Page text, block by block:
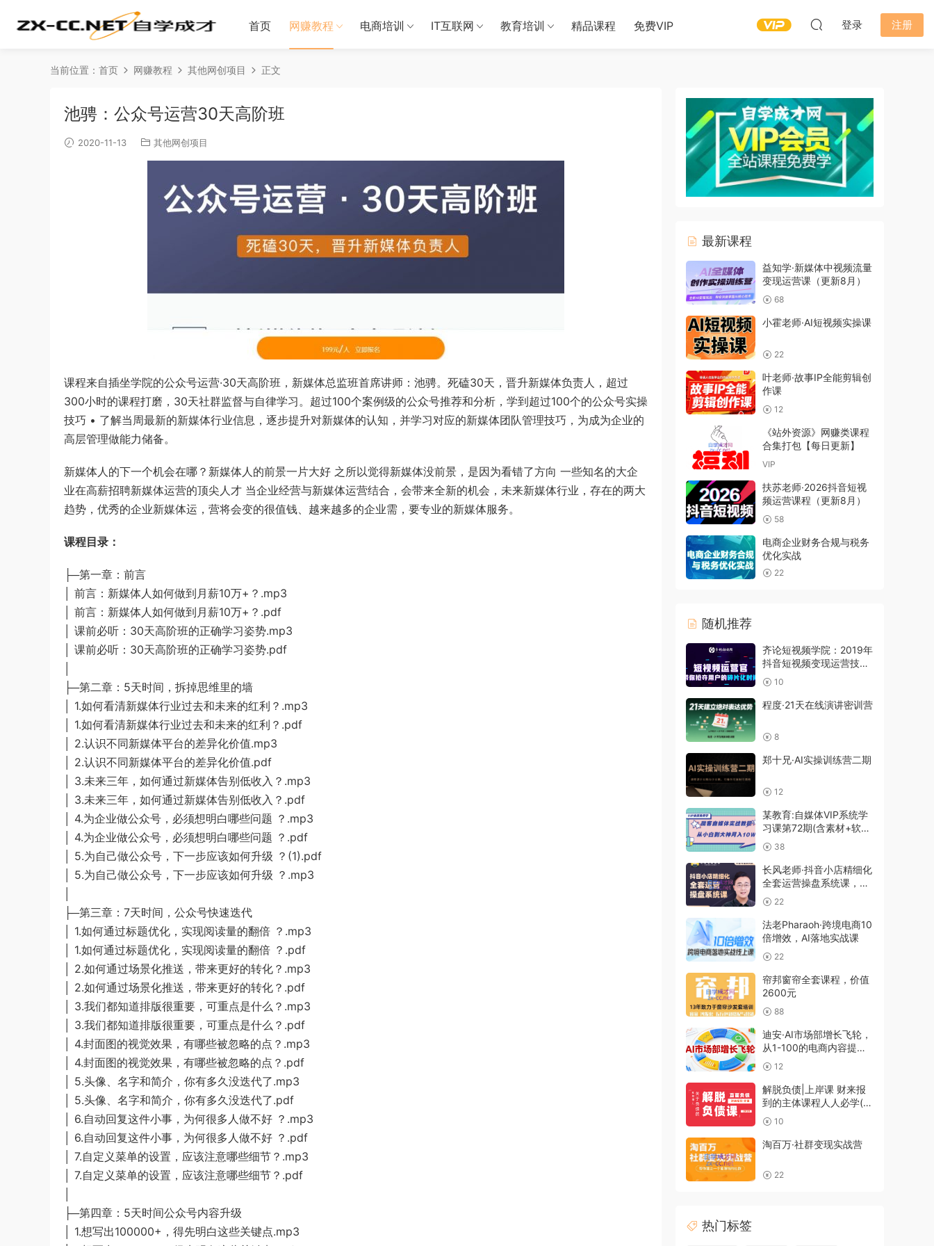
首页 网赚教程 电商培训 IT互联网 教育培训 精品课程 免费VIP 登录 注册
当前位置： 首页 网赚教程 其他网创项目 正文
池骋：公众号运营30天高阶班
2020-11-13 其他网创项目
课程来自插坐学院的公众号运营·30天高阶班，新媒体总监班首席讲师：池骋。死磕30天，晋升新媒体负责人，超过
300小时的课程打磨，30天社群监督与自律学习。超过100个案例级的公众号推荐和分析，学到超过100个的公众号实操
技巧 • 了解当周最新的新媒体行业信息，逐步提升对新媒体的认知，并学习对应的新媒体团队管理技巧，为成为企业的
高层管理做能力储备。
新媒体人的下一个机会在哪？新媒体人的前景一片大好 之所以觉得新媒体没前景，是因为看错了方向 一些知名的大企
业在高薪招聘新媒体运营的顶尖人才 当企业经营与新媒体运营结合，会带来全新的机会，未来新媒体行业，存在的两大
趋势，优秀的企业新媒体运，营将会变的很值钱、越来越多的企业需，要专业的新媒体服务。
课程目录：
├─第一章：前言
│ 前言：新媒体人如何做到月薪10万+？.mp3
│ 前言：新媒体人如何做到月薪10万+？.pdf
│ 课前必听：30天高阶班的正确学习姿势.mp3
│ 课前必听：30天高阶班的正确学习姿势.pdf
├─第二章：5天时间，拆掉思维里的墙
│ 1.如何看清新媒体行业过去和未来的红利？.mp3
│ 1.如何看清新媒体行业过去和未来的红利？.pdf
│ 2.认识不同新媒体平台的差异化价值.mp3
│ 2.认识不同新媒体平台的差异化价值.pdf
│ 3.未来三年，如何通过新媒体告别低收入？.mp3
│ 3.未来三年，如何通过新媒体告别低收入？.pdf
│ 4.为企业做公众号，必须想明白哪些问题 ？.mp3
│ 4.为企业做公众号，必须想明白哪些问题 ？.pdf
│ 5.为自己做公众号，下一步应该如何升级 ？(1).pdf
│ 5.为自己做公众号，下一步应该如何升级 ？.mp3
├─第三章：7天时间，公众号快速迭代
│ 1.如何通过标题优化，实现阅读量的翻倍 ？.mp3
│ 1.如何通过标题优化，实现阅读量的翻倍 ？.pdf
│ 2.如何通过场景化推送，带来更好的转化？.mp3
│ 2.如何通过场景化推送，带来更好的转化？.pdf
│ 3.我们都知道排版很重要，可重点是什么？.mp3
│ 3.我们都知道排版很重要，可重点是什么？.pdf
│ 4.封面图的视觉效果，有哪些被忽略的点？.mp3
│ 4.封面图的视觉效果，有哪些被忽略的点？.pdf
│ 5.头像、名字和简介，你有多久没迭代了.mp3
│ 5.头像、名字和简介，你有多久没迭代了.pdf
│ 6.自动回复这件小事，为何很多人做不好 ？.mp3
│ 6.自动回复这件小事，为何很多人做不好 ？.pdf
│ 7.自定义菜单的设置，应该注意哪些细节？.mp3
│ 7.自定义菜单的设置，应该注意哪些细节？.pdf
├─第四章：5天时间公众号内容升级
│ 1.想写出100000+，得先明白这些关键点.mp3
最新课程
益知学·新媒体中视频流量
变现运营课（更新8月）
68
小霍老师·AI短视频实操课
22
叶老师·故事IP全能剪辑创
作课
12
《站外资源》网赚类课程
合集打包【每日更新】
VIP
扶苏老师·2026抖音短视
频运营课程（更新8月）
58
电商企业财务合规与税务
优化实战
22
随机推荐
齐论短视频学院：2019年
抖音短视频变现运营技巧
(价值3599)
10
程度·21天在线演讲密训营
8
郑十兄·AI实操训练营二期
12
某教育:自媒体VIP系统学
习课第72期(含素材+软件
+大礼包)
38
长风老师·抖音小店精细化
全套运营操盘系统课，价
值3980元
22
法老Pharaoh·跨境电商10
倍增效，AI落地实战课
22
帘邦窗帘全套课程，价值
2600元
88
迪安·AI市场部增长飞轮，
从1-100的电商内容提效
实战（更新2026）
12
解脱负债|上岸课 财来报
到的主体课程人人必学(无
水印)
10
淘百万·社群变现实战营
22
热门标签